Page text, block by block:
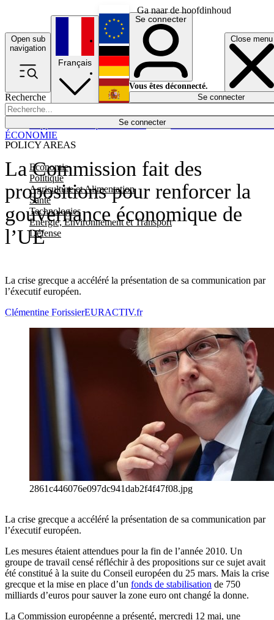
Ga naar de hoofdinhoud
Open sub
navigation
Close menu
Recherche
Se connecter
POLICY AREAS
Economie
Politique
Agriculture et Alimentation
Santé
Technologies
Energie, Environnement et Transport
Défense
Économie
Français
English
Deutsch
Español
Se connecter
Vous êtes déconnecté.
Se connecter
La Commission fait des
propositions pour renforcer la
gouvernance économique de
l’UE
La crise grecque a accéléré la présentation de sa communication par
l’éxecutif européen.
ÉCONOMIE
Clémentine ForissierEURACTIV.fr
2861c446076e097dc941dab2f4f47f08.jpg
La crise grecque a accéléré la présentation de sa communication par
l’éxecutif européen.
Les mesures étaient attendues pour la fin de l’année 2010. Un
groupe de travail censé réfléchir à des propositions sur ce sujet avait
été constitué à la suite du Conseil européen du 25 mars. Mais la crise
grecque et la mise en place d’un fonds de stabilisation de 750
milliards d’euros pour sauver la zone euro ont changé la donne.
La Commission européenne a présenté, mercredi 12 mai, une